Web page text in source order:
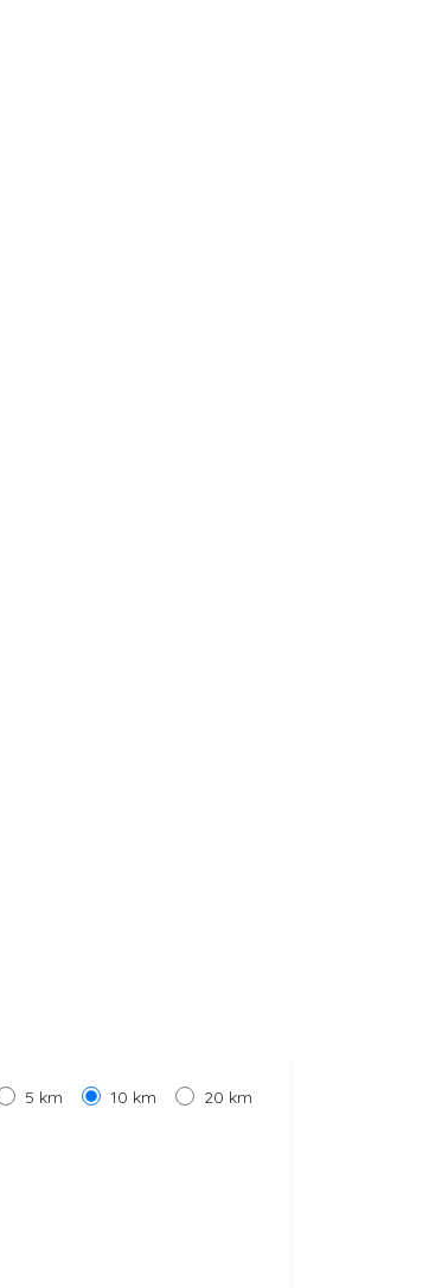
5 km 10 km 20 km